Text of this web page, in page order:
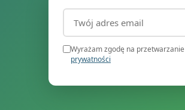
Adres email (wymagany)
Wyrażam zgodę na
prywatności